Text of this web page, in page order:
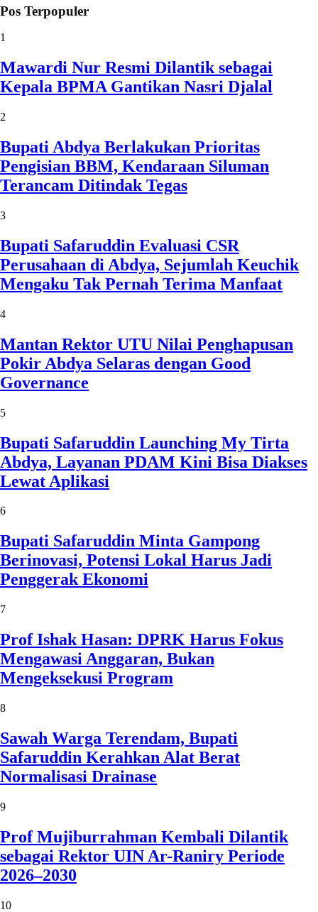
Pos Terpopuler
1
Mawardi Nur Resmi Dilantik sebagai
Kepala BPMA Gantikan Nasri Djalal
2
Bupati Abdya Berlakukan Prioritas
Pengisian BBM, Kendaraan Siluman
Terancam Ditindak Tegas
3
Bupati Safaruddin Evaluasi CSR
Perusahaan di Abdya, Sejumlah Keuchik
Mengaku Tak Pernah Terima Manfaat
4
Mantan Rektor UTU Nilai Penghapusan
Pokir Abdya Selaras dengan Good
Governance
5
Bupati Safaruddin Launching My Tirta
Abdya, Layanan PDAM Kini Bisa Diakses
Lewat Aplikasi
6
Bupati Safaruddin Minta Gampong
Berinovasi, Potensi Lokal Harus Jadi
Penggerak Ekonomi
7
Prof Ishak Hasan: DPRK Harus Fokus
Mengawasi Anggaran, Bukan
Mengeksekusi Program
8
Sawah Warga Terendam, Bupati
Safaruddin Kerahkan Alat Berat
Normalisasi Drainase
9
Prof Mujiburrahman Kembali Dilantik
sebagai Rektor UIN Ar-Raniry Periode
2026–2030
10